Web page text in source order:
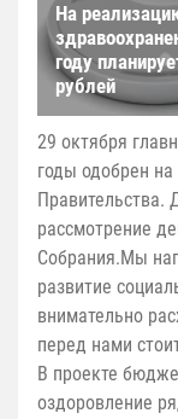
На
году
рублей
29 октября
годы одобрен на
Правительства.
рассмотрение
Собрания.Мы
развитие
внимательно
перед нами
В проекте
оздоровление